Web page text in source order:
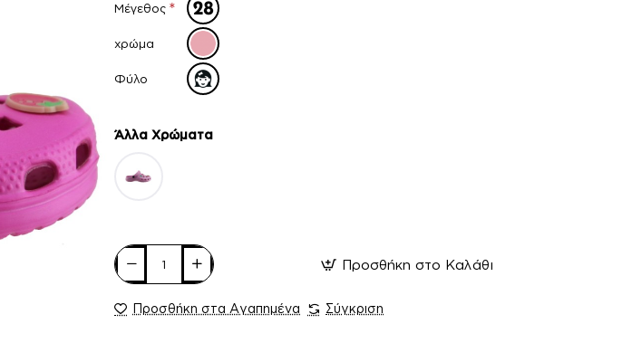
Μέγεθος
χρώμα
Φύλο
Άλλα Xρώματα
Προσθήκη στο Καλάθι
Προσθήκη στα Αγαπημένα Σύγκριση